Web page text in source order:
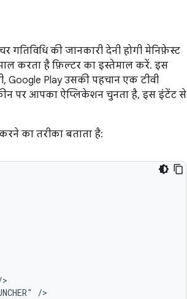
गतिविधि की जानकारी देनी होगी मेनिफ़ेस्ट
करता है फ़िल्टर का इस्तेमाल करें. इस
Play उसकी पहचान एक टीवी
पर आपका ऐप्लिकेशन चुनता है, इस इंटेंट से
का तरीका बताता है: